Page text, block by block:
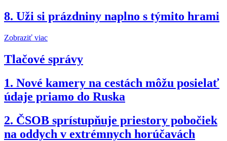
8. Uži si prázdniny naplno s týmito hrami
Zobraziť viac
Tlačové správy
1. Nové kamery na cestách môžu posielať
údaje priamo do Ruska
2. ČSOB sprístupňuje priestory pobočiek
na oddych v extrémnych horúčavách